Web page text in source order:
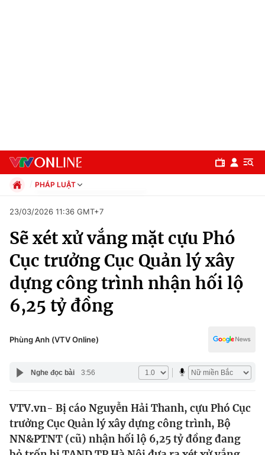
Chuyên mục
Chính trị
Xã hội
Pháp luật
Y tế
Thế giới
Tin tức
Kinh tế
PHÁP LUẬT
Xã hội
Pháp luật
Thể thao
Truyền hình
Văn hóa - Giải trí
Y tế
Công nghệ
23/03/2026 11:36 GMT+7
Sẽ xét xử vắng mặt cựu Phó
Cục trưởng Cục Quản lý xây
dựng công trình nhận hối lộ
6,25 tỷ đồng
Phùng Anh (VTV Online)
Nghe đọc bài 3:56
VTV.vn- Bị cáo Nguyễn Hải Thanh, cựu Phó Cục
trưởng Cục Quản lý xây dựng công trình, Bộ
NN&PTNT (cũ) nhận hối lộ 6,25 tỷ đồng đang